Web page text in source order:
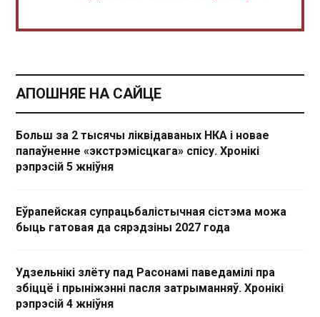
АПОШНЯЕ НА САЙЦЕ
Больш за 2 тысячы ліквідаваных НКА і новае
папаўненне «экстрэмісцкага» спісу. Хронікі
рэпрэсій 5 жніўня
Еўрапейская супрацьбалістычная сістэма можа
быць гатовая да сярэдзіны 2027 года
Удзельнікі злёту пад Расонамі паведамілі пра
збіццё і прыніжэнні пасля затрыманняў. Хронікі
рэпрэсій 4 жніўня